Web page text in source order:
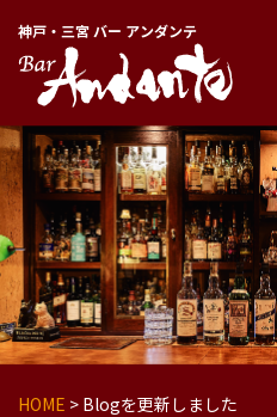
神戸・三宮 バー アンダンテ
HOME > Blogを更新しました